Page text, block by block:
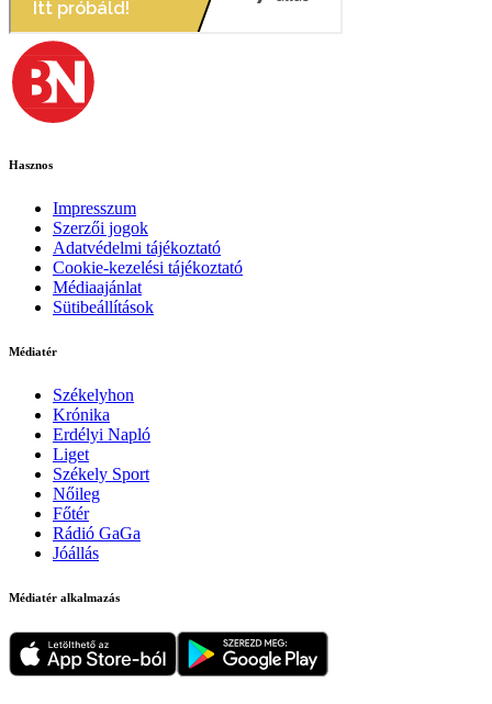
Hasznos
Impresszum
Szerzői jogok
Adatvédelmi tájékoztató
Cookie-kezelési tájékoztató
Médiaajánlat
Sütibeállítások
Médiatér
Székelyhon
Krónika
Erdélyi Napló
Liget
Székely Sport
Nőileg
Főtér
Rádió GaGa
Jóállás
Médiatér alkalmazás